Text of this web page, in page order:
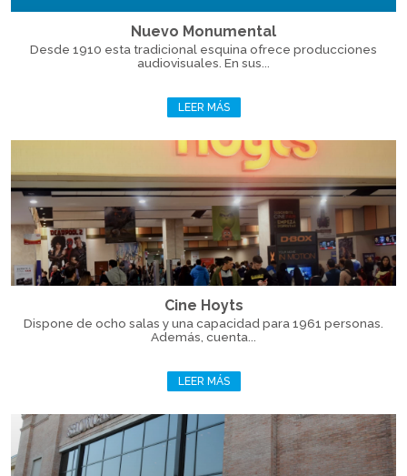
Nuevo Monumental
Desde 1910 esta tradicional esquina ofrece producciones
audiovisuales. En sus...
LEER MÁS
Cine Hoyts
Dispone de ocho salas y una capacidad para 1961 personas.
Además, cuenta...
LEER MÁS